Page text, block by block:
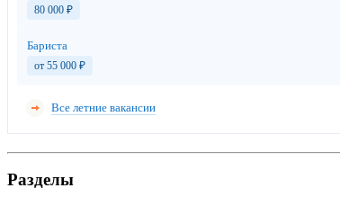
80 000 ₽
Бариста
от 55 000 ₽
Все летние вакансии
Разделы